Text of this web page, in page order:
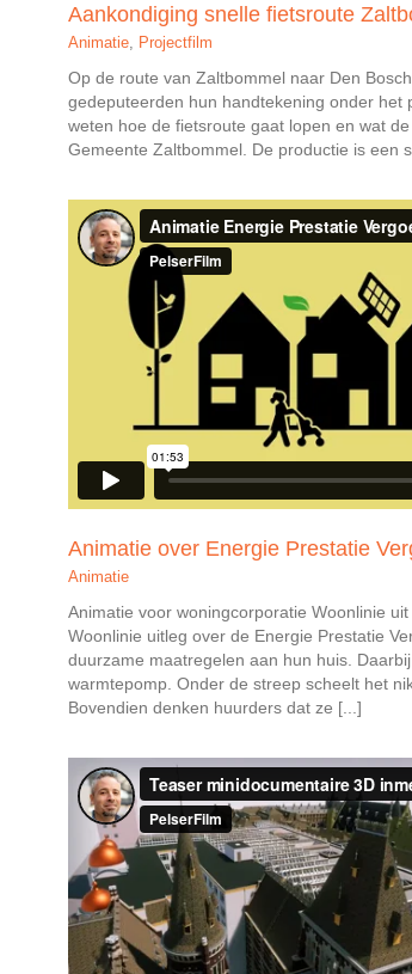
Aankondiging snelle fietsroute
Animatie Projectfilm
Op de route van Zaltbommel naar Den
gedeputeerden hun handtekening onder het
weten hoe de fietsroute gaat lopen en wat
Gemeente Zaltbommel. De productie is een
Animatie over Energie Prestatie
Animatie
Animatie voor woningcorporatie Woonlinie
Woonlinie uitleg over de Energie Prestatie
duurzame maatregelen aan hun huis.
warmtepomp. Onder de streep scheelt het
Bovendien denken huurders dat ze [...]